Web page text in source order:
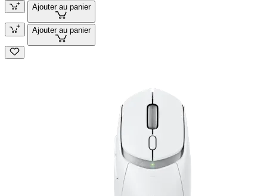
Ajouter au panier
Ajouter au panier